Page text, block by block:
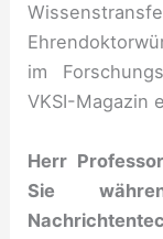
im
VKSI-Magazin
Herr
Sie